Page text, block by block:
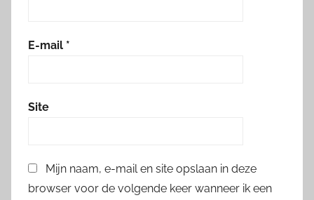
E-mail *
Site
Mijn naam, e-mail en site opslaan in deze
browser voor de volgende keer wanneer ik een